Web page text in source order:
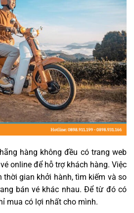
hàng không đều có trang web
online để hỗ trợ khách hàng. Việc
thời gian khởi hành, tìm kiếm và so
bán vé khác nhau. Để từ đó có
mua có lợi nhất cho mình.